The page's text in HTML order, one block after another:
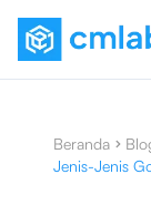
Beranda
Jenis-Jenis